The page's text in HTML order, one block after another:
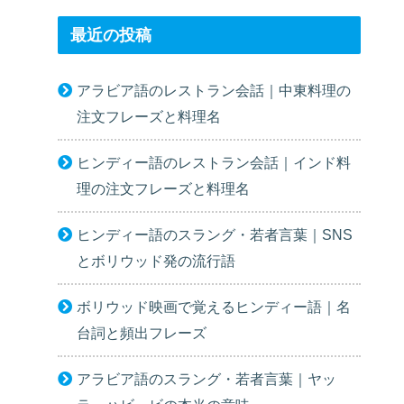
最近の投稿
アラビア語のレストラン会話｜中東料理の
注文フレーズと料理名
ヒンディー語のレストラン会話｜インド料
理の注文フレーズと料理名
ヒンディー語のスラング・若者言葉｜SNS
とボリウッド発の流行語
ボリウッド映画で覚えるヒンディー語｜名
台詞と頻出フレーズ
アラビア語のスラング・若者言葉｜ヤッ